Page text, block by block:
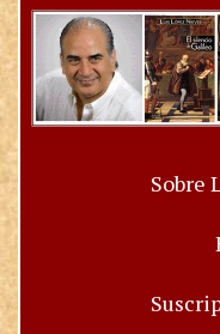
Sobre